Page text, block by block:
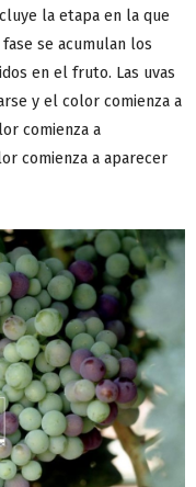
la etapa en la que
se acumulan los
en el fruto. Las uvas
y el color comienza a
comienza a
comienza a aparecer